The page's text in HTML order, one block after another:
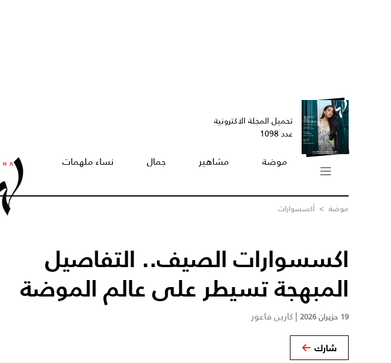
تحميل المجلة الاكترونية
عدد 1098
موضة مشاهير جمال نساء ملهمات
موضة > أكسسوارات
اكسسوارات الصيف.. التفاصيل
المبهجة تسيطر على عالم الموضة
19 حزيران 2026 | كارين فاعور
شارك